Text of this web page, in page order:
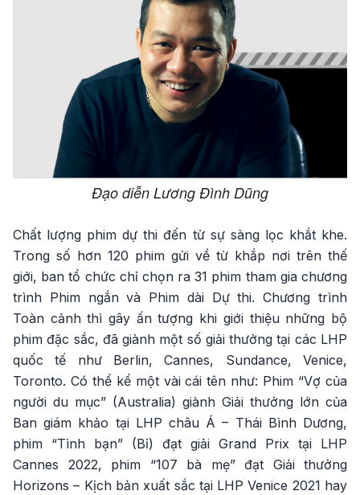
Đạo diễn Lương Đình Dũng
Chất lượng phim dự thi đến từ sự sàng lọc khắt khe.
Trong số hơn 120 phim gửi về từ khắp nơi trên thế
giới, ban tổ chức chỉ chọn ra 31 phim tham gia chương
trình Phim ngắn và Phim dài Dự thi. Chương trình
Toàn cảnh thì gây ấn tượng khi giới thiệu những bộ
phim đặc sắc, đã giành một số giải thưởng tại các LHP
quốc tế như Berlin, Cannes, Sundance, Venice,
Toronto. Có thể kể một vài cái tên như: Phim “Vợ của
người du mục” (Australia) giành Giải thưởng lớn của
Ban giám khảo tại LHP châu Á – Thái Bình Dương,
phim “Tình bạn” (Bỉ) đạt giải Grand Prix tại LHP
Cannes 2022, phim “107 bà mẹ” đạt Giải thưởng
Horizons – Kịch bản xuất sắc tại LHP Venice 2021 hay